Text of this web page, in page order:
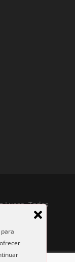
Lucas. Todos
MU-257-
Creative